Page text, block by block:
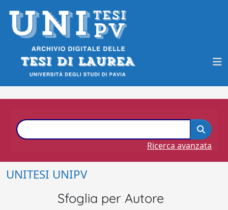
Ricerca avanzata
UNITESI UNIPV
Sfoglia per Autore